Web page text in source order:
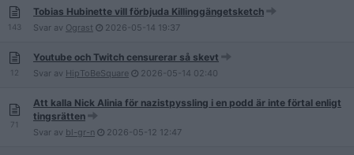
143
Tobias Hubinette vill förbjuda Killinggängetsketch
Svar av Ograst 2026-05-14 19:37
12
Youtube och Twitch censurerar så skevt
Svar av HipToBeSquare 2026-05-14 02:40
71
Att kalla Nick Alinia för nazistpyssling i en podd är inte förtal enligt
tingsrätten
Svar av bl-gr-n 2026-05-12 12:47